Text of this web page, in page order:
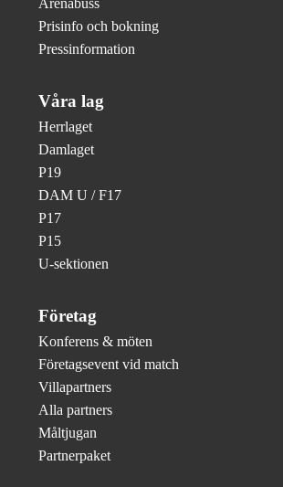
Prisinfo och bokning
Pressinformation
Våra lag
Herrlaget
Damlaget
P19
DAM U / F17
P17
P15
U-sektionen
Företag
Konferens & möten
Företagsevent vid match
Villapartners
Alla partners
Måltjugan
Partnerpaket